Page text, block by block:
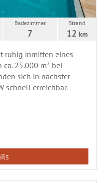
Badezimmer
7
Strand
12 km
ruhig inmitten eines
25.000 m² bei
sich in nächster
schnell erreichbar.